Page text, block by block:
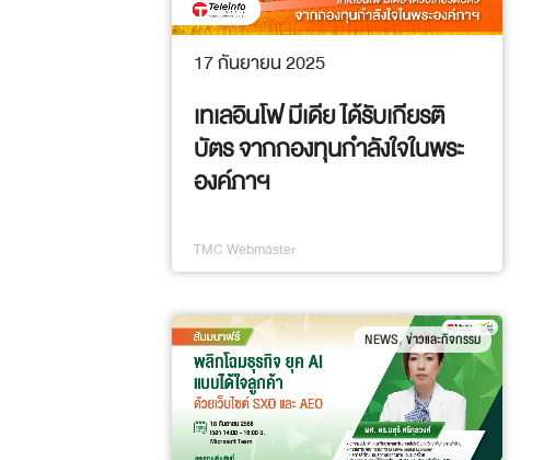
17 กันยายน 2025
เทเลอินโฟ มีเดีย ได้รับเกียรติ
บัตร จากกองทุนกำลังใจในพระ
องค์ภาฯ
TMC Webmaster
NEWS,ข่าวและกิจกรรม